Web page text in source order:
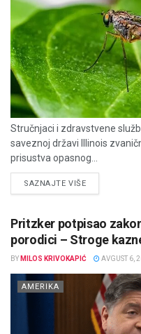
Stručnjaci i zdravstvene
saveznoj državi Illinois
prisustva opasnog...
SAZNAJTE VIŠEDETAILS
Pritzker potpisao
porodici – Stroge
BY MILOS KRIVOKAPIĆ AVGUST 6,
AMERIKA